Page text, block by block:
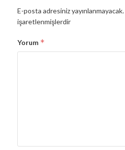
E-posta adresiniz yayınlanmayacak.
işaretlenmişlerdir
Yorum *